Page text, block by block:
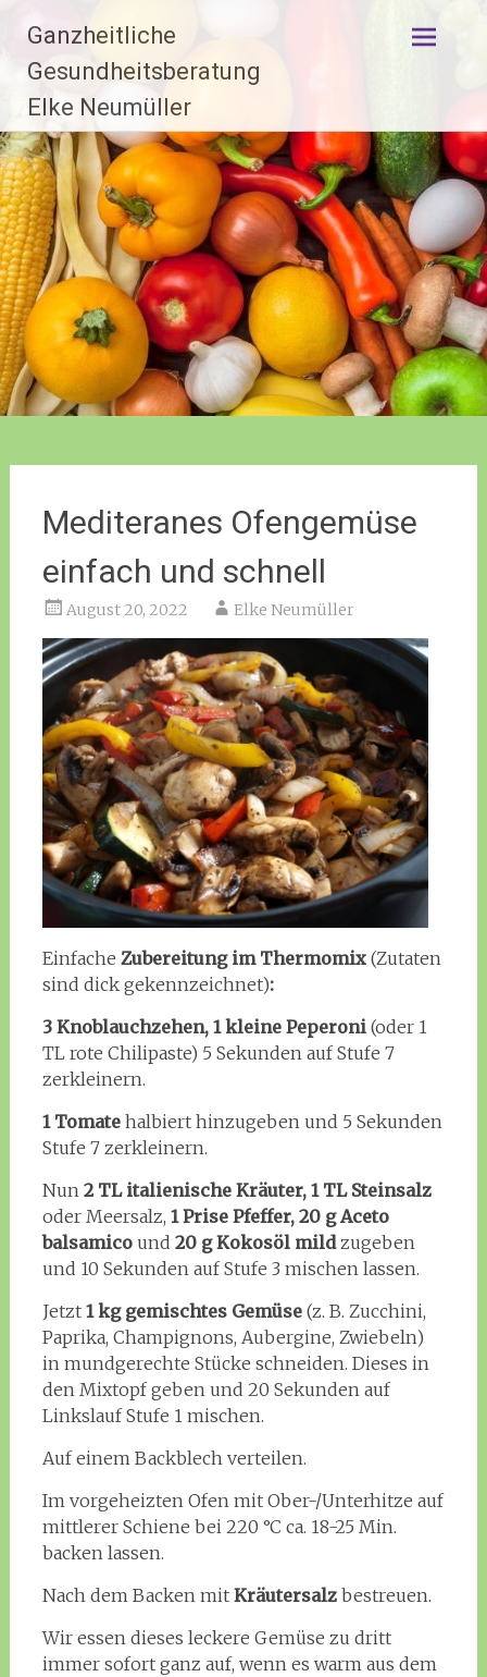
Inhalt
springen
Ganzheitliche
Gesundheitsberatung
Elke Neumüller
Mediteranes Ofengemüse
einfach und schnell
August 20, 2022 Elke Neumüller
Einfache Zubereitung im Thermomix (Zutaten
sind dick gekennzeichnet):
3 Knoblauchzehen, 1 kleine Peperoni (oder 1
TL rote Chilipaste) 5 Sekunden auf Stufe 7
zerkleinern.
1 Tomatehalbiert hinzugeben und 5 Sekunden
Stufe 7 zerkleinern.
Nun 2 TL italienische Kräuter, 1 TL Steinsalz
oder Meersalz, 1 Prise Pfeffer, 20 g Aceto
balsamicound 20 g Kokosöl mildzugeben
und 10 Sekunden auf Stufe 3 mischen lassen.
Jetzt 1 kg gemischtes Gemüse(z. B. Zucchini,
Paprika, Champignons, Aubergine, Zwiebeln)
in mundgerechte Stücke schneiden. Dieses in
den Mixtopf geben und 20 Sekunden auf
Linkslauf Stufe 1 mischen.
Auf einem Backblech verteilen.
Im vorgeheizten Ofen mit Ober-/Unterhitze auf
mittlerer Schiene bei 220 °C ca. 18-25 Min.
backen lassen.
Nach dem Backen mit Kräutersalzbestreuen.
Wir essen dieses leckere Gemüse zu dritt
immer sofort ganz auf, wenn es warm aus dem